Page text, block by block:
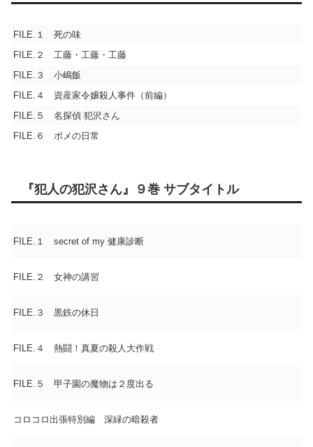
FILE.１ 死の味
FILE.２ 工藤・工藤・工藤
FILE.３ 小嶋飯
FILE.４ 資産家令嬢殺人事件（前編）
FILE.５ 名探偵 犯沢さん
FILE.６ ポメの日常
『犯人の犯沢さん』９巻 サブタイトル
FILE.１ secret of my 健康診断
FILE.２ 女神の講習
FILE.３ 黒鉄の休日
FILE.４ 熱闘！真夏の殺人大作戦
FILE.５ 甲子園の魔物は２度出る
コロコロ出張特別編 深緑の暗殺者